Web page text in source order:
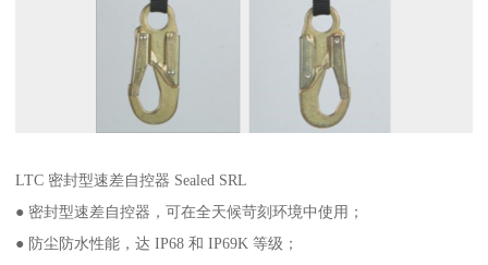
LTC 密封型速差自控器 Sealed SRL
● 密封型速差自控器，可在全天候苛刻环境中使用；
● 防尘防水性能，达 IP68 和 IP69K 等级；